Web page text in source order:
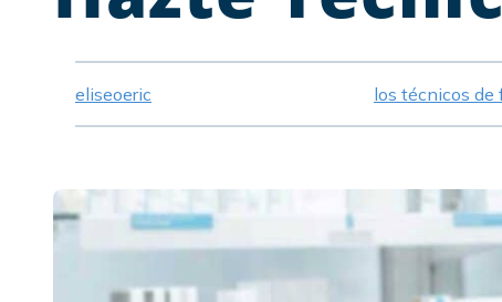
eliseoeric los técnicos de